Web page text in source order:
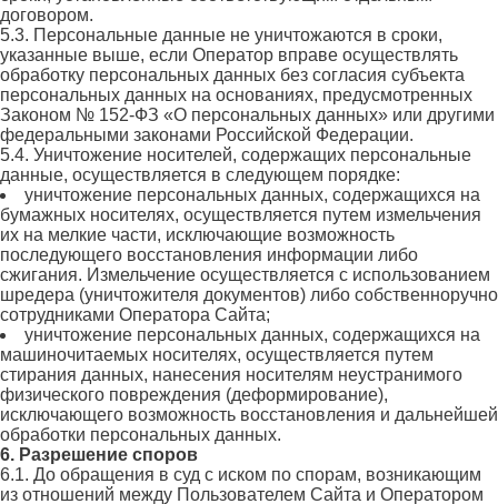
договором.
5.3. Персональные данные не уничтожаются в сроки,
указанные выше, если Оператор вправе осуществлять
обработку персональных данных без согласия субъекта
персональных данных на основаниях, предусмотренных
Законом № 152-ФЗ «О персональных данных» или другими
федеральными законами Российской Федерации.
5.4. Уничтожение носителей, содержащих персональные
данные, осуществляется в следующем порядке:
уничтожение персональных данных, содержащихся на
бумажных носителях, осуществляется путем измельчения
их на мелкие части, исключающие возможность
последующего восстановления информации либо
сжигания. Измельчение осуществляется с использованием
шредера (уничтожителя документов) либо собственноручно
сотрудниками Оператора Сайта;
уничтожение персональных данных, содержащихся на
машиночитаемых носителях, осуществляется путем
стирания данных, нанесения носителям неустранимого
физического повреждения (деформирование),
исключающего возможность восстановления и дальнейшей
обработки персональных данных.
6. Разрешение споров
6.1. До обращения в суд с иском по спорам, возникающим
из отношений между Пользователем Сайта и Оператором